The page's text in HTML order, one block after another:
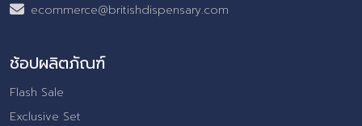
ecommerce@britishdispensary.com
ช้อปผลิตภัณฑ์
Flash Sale
Exclusive Set